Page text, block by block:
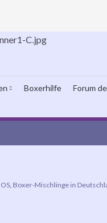
Boxerhilfe Forum
, Boxer-Mischlinge in